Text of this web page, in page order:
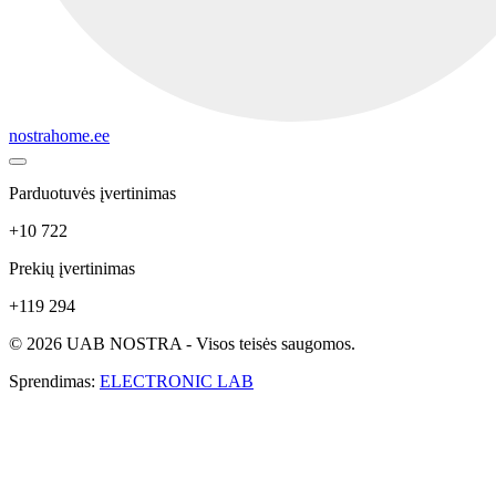
nostrahome.ee
Parduotuvės įvertinimas
+10 722
Prekių įvertinimas
+119 294
© 2026 UAB NOSTRA - Visos teisės saugomos.
Sprendimas: ELECTRONIC LAB